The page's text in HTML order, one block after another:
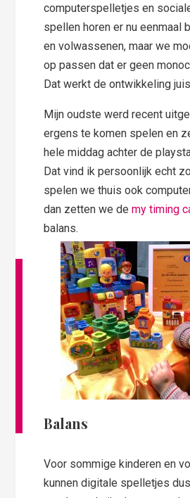
computerspelletjes en
spellen horen er nu eenmaal
en volwassenen, maar we
op passen dat er geen
Dat werkt de ontwikkeling
Mijn oudste werd recent
ergens te komen spelen en
hele middag achter de
Dat vind ik persoonlijk echt
spelen we thuis ook
dan zetten we demy timing
balans.
Balans
Voor sommige kinderen en
kunnen digitale spelletjes